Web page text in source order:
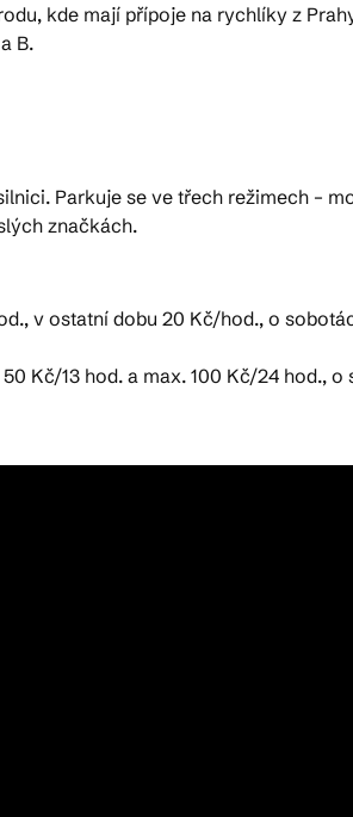
kde mají přípoje na rychlíky z
B.
Parkuje se ve třech režimech –
značkách.
v ostatní dobu 20 Kč/hod., o
Kč/13 hod. a max. 100 Kč/24 hod., o